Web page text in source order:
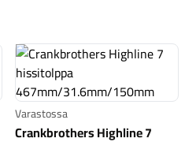
31.6mm / 150mm
Varastossa
Crankbrothers Highline 7